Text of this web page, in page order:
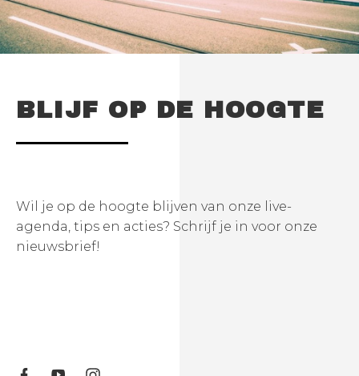
BLIJF OP DE HOOGTE
Wil je op de hoogte blijven van onze live-
agenda, tips en acties? Schrijf je in voor onze
nieuwsbrief!